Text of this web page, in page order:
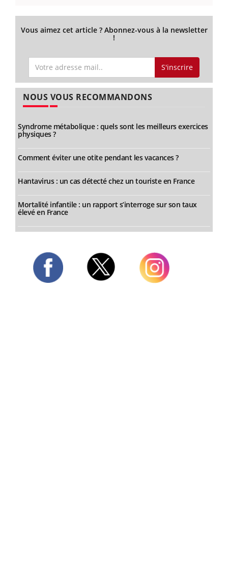
Vous aimez cet article ? Abonnez-vous à la newsletter
!
S'inscrire
NOUS VOUS RECOMMANDONS
Syndrome métabolique : quels sont les meilleurs exercices
physiques ?
Comment éviter une otite pendant les vacances ?
Hantavirus : un cas détecté chez un touriste en France
Mortalité infantile : un rapport s’interroge sur son taux
élevé en France